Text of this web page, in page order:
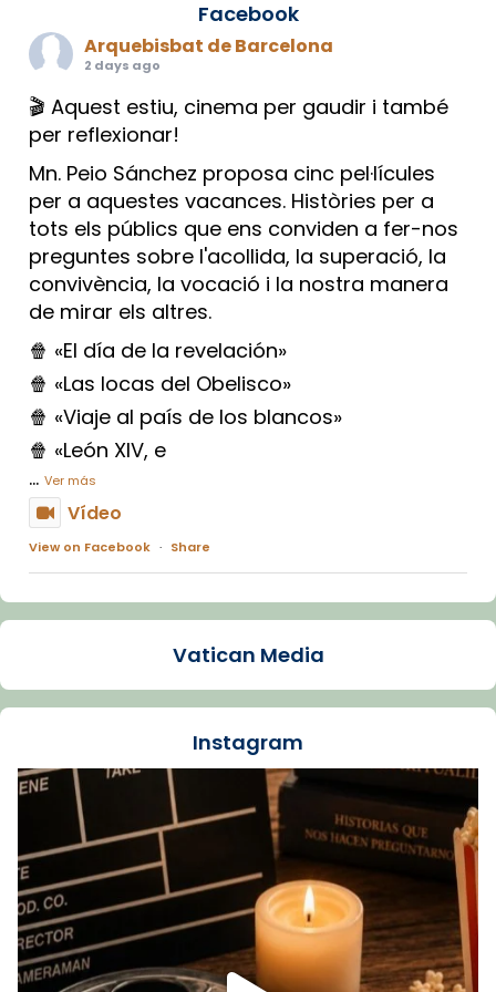
Facebook
Arquebisbat de Barcelona
2 days ago
🎬 Aquest estiu, cinema per gaudir i també
per reflexionar!
Mn. Peio Sánchez proposa cinc pel·lícules
per a aquestes vacances. Històries per a
tots els públics que ens conviden a fer-nos
preguntes sobre l'acollida, la superació, la
convivència, la vocació i la nostra manera
de mirar els altres.
🍿 «El día de la revelación»
🍿 «Las locas del Obelisco»
🍿 «Viaje al país de los blancos»
🍿 «León XIV, e
... Ver más
Vídeo
View on Facebook · Share
Arquebisbat de Barcelona
La Carmina va patir depressió. Fa gairebé
dos mesos, a l'Estadi Lluís Companys, la
Recupera l'entrevista comp
Vatican
tican News 👇
www.vaticannews.va/es/iglesia/news/2026-
07/carmina-historia-depresion-papa-viaje-
espana-testimoni...
Foto
View on Facebook · Share
Vatican Media
Instagram